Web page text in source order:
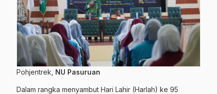
Pohjentrek, NU Pasuruan
Dalam rangka menyambut Hari Lahir (Harlah) ke 95